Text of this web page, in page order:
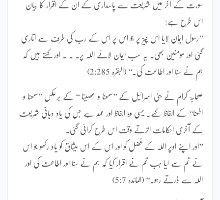
سورت کے آخر میں شریعت سے پاسداری کے ان کے اقرار کا بیان
اس طرح ہے:
’’رسول ایمان لایا اس چیز پر جو اس پر اس کے رب کی طرف سے اتاری
گئی اور مومنین بھی۔ یہ سب ایمان لائے اللہ پر۔ ۔ ۔ اور کہتے ہیں کہ
ہم نے سنا اور اطاعت کی۔‘‘ (البقرہ 2:285)
صحابۂ کرام نے بنی اسرائیل کے ’’سمعنا و عصینا ‘‘ کے برعکس ’’سمعنا و
اطعنا‘‘ کے الفاظ کہے۔ یہی وہ الفاظ اور عہد ہے جس کی یاد دہانی شریعت
کے آخری احکامات اترتے وقت اس طرح کرائی گئی۔
’’اور اپنے اوپر اللہ کے فضل کو اور اس کے اس میثاق کو یاد رکھو جو اس
نے تم سے لیا جب تم نے اقرار کیا کہ ہم نے سنا اور اطاعت کی اور
اللہ سے ڈرتے رہو۔‘‘ (المائدہ 5:7)